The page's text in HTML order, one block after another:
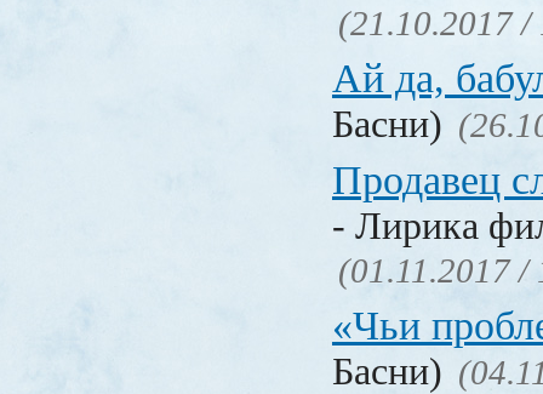
(21.10.2017 /
Ай да,
Басни)
Продавец
- Лирика
(01.11.2017 /
«Чьи
Басни)